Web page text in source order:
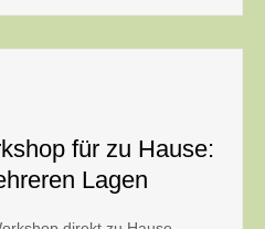
für zu Hause:
Lagen